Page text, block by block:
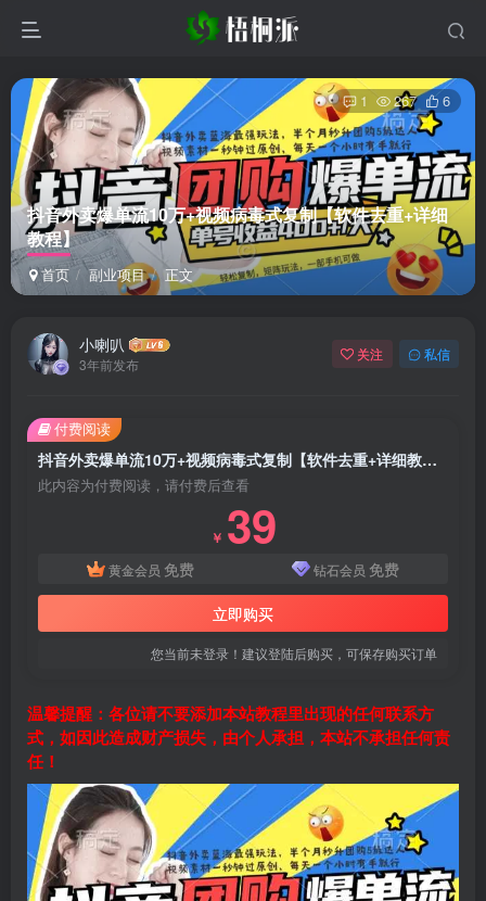
抖音外卖爆单流10万+视频病毒式复制【软件去重+详细
教程】
首页 副业项目 正文
1 267 6
小喇叭
3年前发布
关注 私信
抖音外卖爆单流10万+视频病毒式复制【软件去重+详细教程】
此内容为付费阅读，请付费后查看
￥ 39
黄金会员 免费 钻石会员 免费
立即购买
您当前未登录！建议登陆后购买，可保存购买订单
付费阅读
温馨提醒：各位请不要添加本站教程里出现的任何联系方
式，如因此造成财产损失，由个人承担，本站不承担任何责
任！